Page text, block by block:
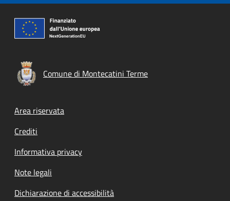
Comune di Montecatini Terme
Footer menu
Area riservata
Crediti
Informativa privacy
Note legali
Dichiarazione di accessibilità